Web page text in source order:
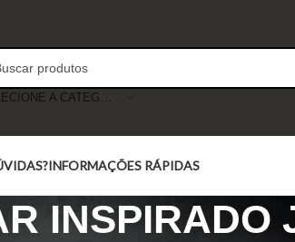
SELECIONE A CATEGORIA
INFORMAÇÕES RÁPIDAS
INSPIRADO